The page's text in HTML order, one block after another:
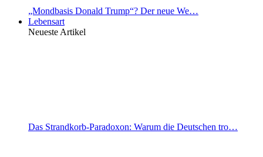
„Mondbasis Donald Trump“? Der neue We…
Lebensart
Neueste Artikel
Das Strandkorb-Paradoxon: Warum die Deutschen tro…